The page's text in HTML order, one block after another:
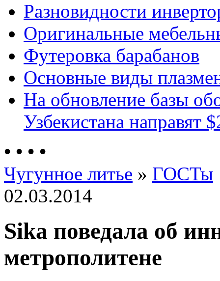
Разновидности
Оригинальные
Футеровка барабанов
Основные виды
На обновление базы
Узбекистана направят
• • • •
Чугунное литье » ГОСТы
02.03.2014
Sika поведала об
метрополитене